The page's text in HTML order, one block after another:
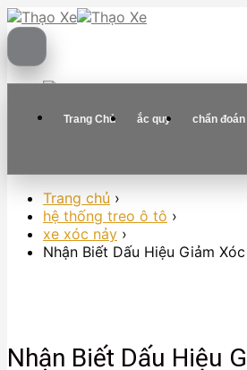
Skip
to
Trang Chủ ắc quy chẩn
Trang chủ ›
hệ thống treo ô tô ›
xe xóc nảy ›
Nhận Biết Dấu Hiệu Giảm
Nhận Biết Dấu Hiệu